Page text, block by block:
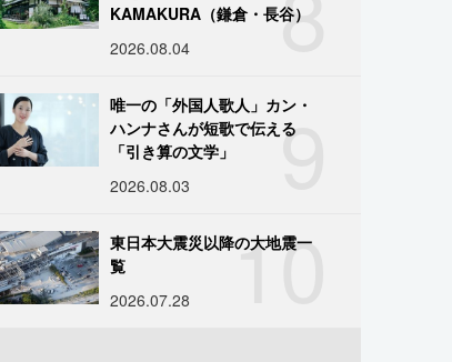
KAMAKURA（鎌倉・長谷）
2026.08.04
9
唯一の「外国人歌人」カン・
ハンナさんが短歌で伝える
「引き算の文学」
2026.08.03
10
東日本大震災以降の大地震一
覧
2026.07.28